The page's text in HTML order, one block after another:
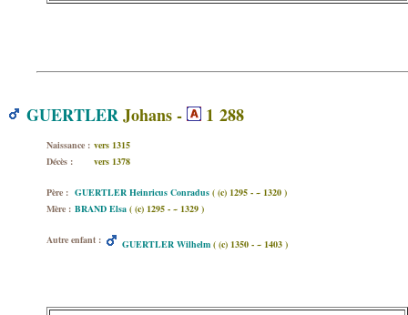
GUERTLERJohans - 1 288
Naissance : vers 1315
Décès :
vers 1378
Père : GUERTLER Heinricus Conradus ( (c) 1295 - ~ 1320 )
Mère : BRAND Elsa ( (c) 1295 - ~ 1329 )
Autre enfant : GUERTLER Wilhelm ( (c) 1350 - ~ 1403 )